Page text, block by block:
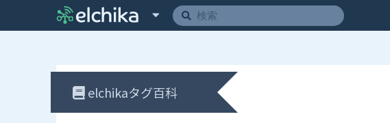
elchikaタグ百科